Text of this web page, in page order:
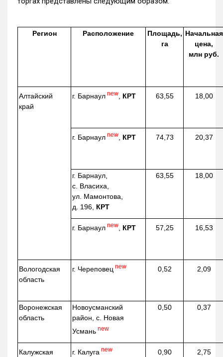
Регион Расположение
Площадь,
га
Начальная
цена,
млн руб.
Алтайский
край
г. Барнаул new КРТ 63,55 18,00
г. Барнаул new КРТ 74,73 20,37
г. Барнаул,
с. Власиха,
ул. Мамонтова,
д. 196, КРТ
63,55 18,00
г. Барнаул new КРТ 57,25 16,53
Вологодская
область
г. Череповец new 0,52 2,09
Воронежская
область
Новоусманский
район, с. Новая
Усмань new
0,50 0,37
Калужская
г. Калуга new 0,90 2,75